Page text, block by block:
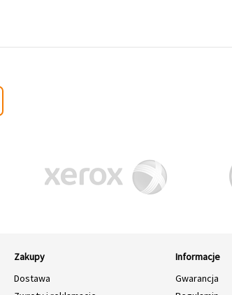
Zakupy
Dostawa
Informacje
Gwarancja